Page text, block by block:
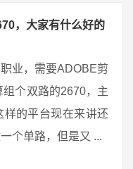
，大家有什么好的
业，需要ADOBE剪
个双路的2670，主
样的平台现在来讲还
个单路，但是又 ...